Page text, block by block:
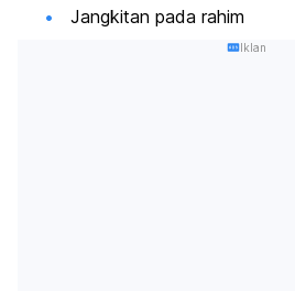
Jangkitan pada rahim
Iklan